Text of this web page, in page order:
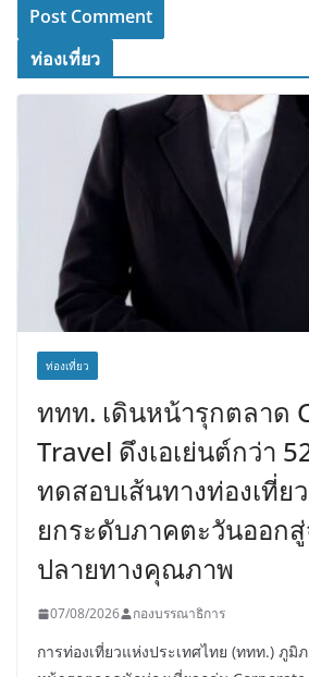
ท่องเที่ยว
ท่องเที่ยว
ททท. เดินหน้ารุกตลาด
Travel ดึงเอเย่นต์กว่า
ทดสอบเส้นทางท่องเที่ย
ยกระดับภาคตะวันออก
ปลายทางคุณภาพ
07/08/2026 กองบรรณาธิการ
การท่องเที่ยวแห่งประเทศไทย (ททท.) ภู